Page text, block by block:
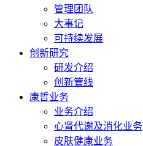
管理团队
大事记
可持续发展
创新研究
研发介绍
创新管线
康哲业务
业务介绍
心肾代谢及消化业务
皮肤健康业务